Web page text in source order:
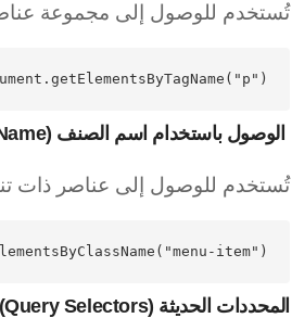
تُستخدم للوصول إلى مجموعة
الوصول باستخدام اسم الصنف (Class Name)
تُستخدم للوصول إلى عناصر ذات
item");
المحددات الحديثة (Query Selectors)